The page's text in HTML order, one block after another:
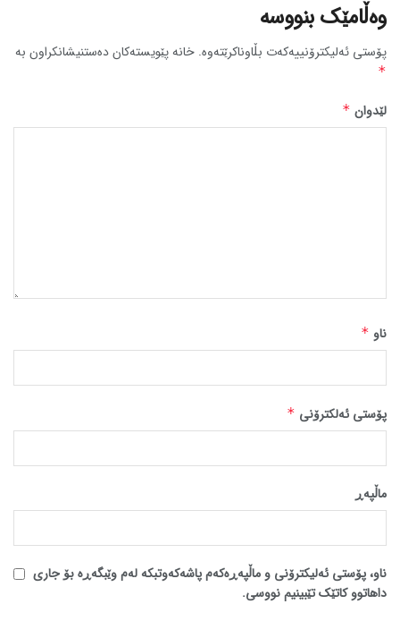
وەڵامێک بنووسە
پۆستی ئەلیکترۆنییەکەت بڵاوناکرێتەوە. خانە پێویستەکان دەستنیشانکراون بە
*
لێدوان *
ناو *
پۆستی ئەلکترۆنی *
ماڵپه‌ڕ
ناو، پۆستی ئەلیکترۆنی و ماڵپەڕەکەم پاشەکەوتبکە لەم وێبگەڕە بۆ جاری
داهاتوو کاتێک تێبینیم نووسی.